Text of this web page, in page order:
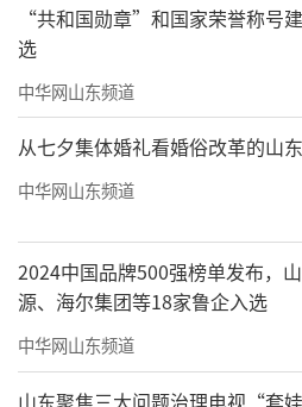
“共和国勋章”和国家荣誉称号
选
中华网山东频道
从七夕集体婚礼看婚俗改革的山
中华网山东频道
2024中国品牌500强榜单发布，
源、海尔集团等18家鲁企入选
中华网山东频道
山东聚焦三大问题治理电视“套